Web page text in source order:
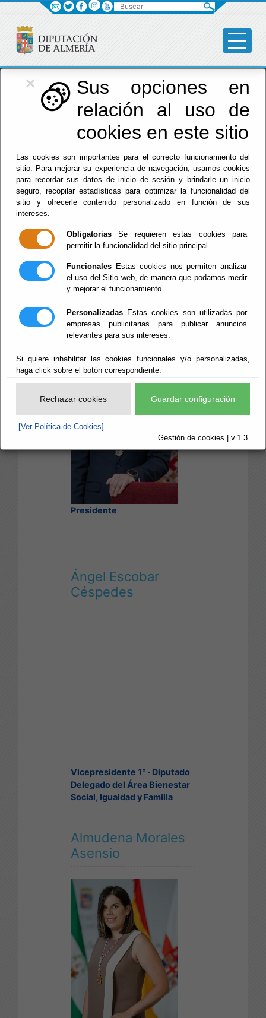
×
Sus opciones en
relación al uso de
cookies en este sitio
Las cookies son importantes para el correcto funcionamiento del
sitio. Para mejorar su experiencia de navegación, usamos cookies
para recordar sus datos de inicio de sesión y brindarle un inicio
seguro, recopilar estadísticas para optimizar la funcionalidad del
sitio y ofrecerle contenido personalizado en función de sus
intereses.
Obligatorias Se requieren estas cookies para
permitir la funcionalidad del sitio principal.
Funcionales Estas cookies nos permiten analizar
el uso del Sitio web, de manera que podamos medir
y mejorar el funcionamiento.
Personalizadas Estas cookies son utilizadas por
empresas publicitarias para publicar anuncios
relevantes para sus intereses.
Si quiere inhabilitar las cookies funcionales y/o personalizadas,
haga click sobre el botón correspondiente.
Rechazar cookies Guardar configuración
[Ver Política de Cookies]
Gestión de cookies | v.1.3
Diputación
Menú Diputación
Corporación
2023-2027
Partido Popular
Alcaina
Presidente
Ángel Escobar
Céspedes
Vicepresidente 1º · Diputado
Delegado del Área Bienestar
Social, Igualdad y Familia
Almudena Morales
Asensio
Buscar